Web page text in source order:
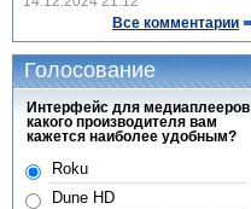
Все комментарии
Голосование
Интерфейс для медиаплееров
какого производителя вам
кажется наиболее удобным?
Roku
Dune HD